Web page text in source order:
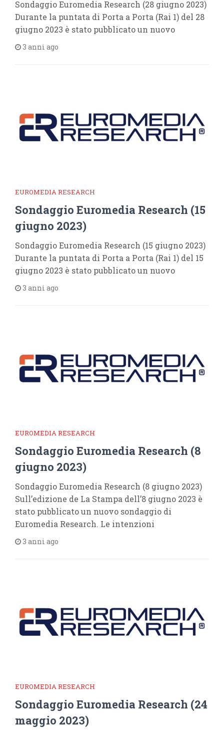
Sondaggio Euromedia Research (28 giugno 2023)
Durante la puntata di Porta a Porta (Rai 1) del 28
giugno 2023 è stato pubblicato un nuovo
3 anni ago
EUROMEDIA RESEARCH
Sondaggio Euromedia Research (15
giugno 2023)
Sondaggio Euromedia Research (15 giugno 2023)
Durante la puntata di Porta a Porta (Rai 1) del 15
giugno 2023 è stato pubblicato un nuovo
3 anni ago
EUROMEDIA RESEARCH
Sondaggio Euromedia Research (8
giugno 2023)
Sondaggio Euromedia Research (8 giugno 2023)
Sull’edizione de La Stampa dell’8 giugno 2023 è
stato pubblicato un nuovo sondaggio di
Euromedia Research. Le intenzioni
3 anni ago
EUROMEDIA RESEARCH
Sondaggio Euromedia Research (24
maggio 2023)